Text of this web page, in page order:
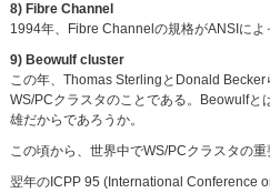
8) Fibre Channel
1994年、Fibre Channelの規格がANSIに
9) Beowulf cluster
この年、Thomas SterlingとDonald
WS/PCクラスタのことである。Beowulfと
雄だからであろうか。
この頃から、世界中でWS/PCクラスタの
翌年のICPP 95 (International Conference